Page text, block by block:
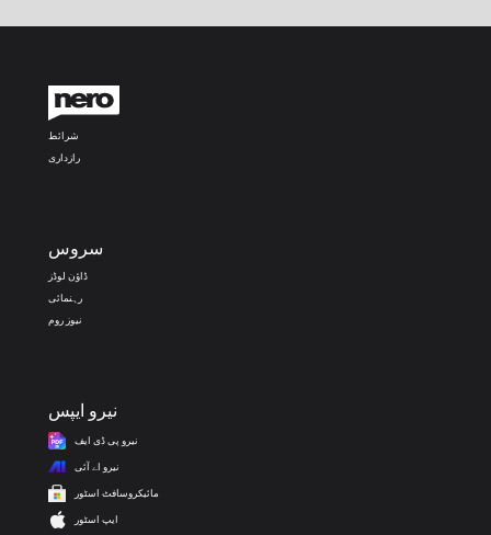
شرائط
رازداری
سروس
ڈاؤن لوڈز
رہنمائی
نیوز روم
نیرو ایپس
نیرو پی ڈی ایف
نیرو اے آئی
مائیکروسافٹ اسٹور
ایپ اسٹور